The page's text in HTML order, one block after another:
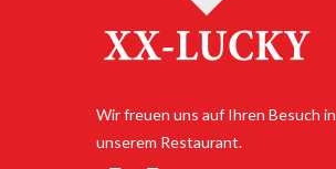
Wir freuen uns auf Ihren Besuch in
unserem Restaurant.